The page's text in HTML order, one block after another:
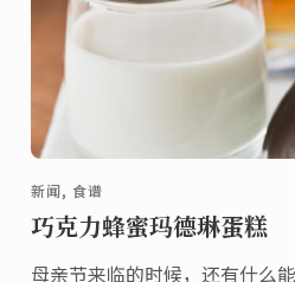
新闻, 食谱
巧克力蜂蜜玛德琳蛋糕
母亲节来临的时候，还有什么